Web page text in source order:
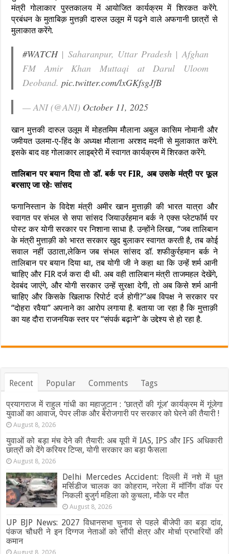
मंत्री गोलाकार पुस्तकालय में आयोजित कार्यक्रम में शिरकत करेंगे.
प्रबंधन के मुताबिक़ मुत्तक़ी दारुल उलूम में पढ़ने वाले अफगानी छात्रों से
मुलाकात करेंगे.
#WATCH| Saharanpur, Uttar Pradesh | Afghan
FM Amir Khan Muttaqi at Darul Uloom
Deoband.pic.twitter.com/lxGKfsgJfB
— ANI (@ANI) October 11, 2025
खान मुत्तकी दारुल उलूम में मोहतमिम मौलाना अबुल कासिम नोमानी और
जमीयत उलमा-ए-हिंद के अध्यक्ष मौलाना अरशद मदनी से मुलाकात करेंगे.
इसके बाद वह गोलाकार लाइब्रेरी में स्वागत कार्यक्रम में शिरकत करेंगे.
तालिबान पर बयान दिया तो डॉ. बर्क पर FIR, अब उसके मंत्री पर फूल
बरसाए जा रहेः सांसद
फगानिस्तान के विदेश मंत्री अमीर खान मुत्ताक़ी की भारत यात्रा और
स्वागत पर संभल से सपा सांसद जियाउर्रहमान बर्क ने एक्स प्लेटफॉर्म पर
पोस्ट कर योगी सरकार पर निशाना साधा है. उन्होंने लिखा, “जब तालिबान
के मंत्री मुत्ताक़ी को भारत सरकार खुद बुलाकर स्वागत करती है, तब कोई
सवाल नहीं उठाता,लेकिन जब संभल सांसद डॉ. शफीकुर्रहमान बर्क ने
तालिबान पर बयान दिया था, तब योगी जी ने कहा था कि उन्हें शर्म आनी
चाहिए और FIR दर्ज करा दी थी. अब वही तालिबान मंत्री ताजमहल देखेंगे,
देवबंद जाएंगे, और योगी सरकार उन्हें सुरक्षा देगी, तो अब किसे शर्म आनी
चाहिए और किसके खिलाफ रिपोर्ट दर्ज होगी?”अब विपक्ष ने सरकार पर
“दोहरा रवैया” अपनाने का आरोप लगाया है. बताया जा रहा है कि मुत्ताक़ी
का यह दौरा राजनयिक स्तर पर “संपर्क बढ़ाने” के उद्देश्य से हो रहा है.
Recent Popular Comments Tags
प्रयागराज में राहुल गांधी का महाजुटान : ‘छात्रों की गूंज’ कार्यक्रम में गूंजेगा
युवाओं का आवाज, पेपर लीक और बेरोजगारी पर सरकार को घेरने की तैयारी !
August 8, 2026
युवाओं को बड़ा मंच देने की तैयारी: अब यूपी में IAS, IPS और IFS अधिकारी
छात्रों को देंगे करियर टिप्स, योगी सरकार का बड़ा फैसला
August 8, 2026
Delhi Mercedes Accident: दिल्ली में नशे में धुत
मर्सिडीज चालक का कोहराम, नरेला में मॉर्निंग वॉक पर
निकली बुजुर्ग महिला को कुचला, मौके पर मौत
August 8, 2026
UP BJP News: 2027 विधानसभा चुनाव से पहले बीजेपी का बड़ा दांव,
पंकज चौधरी ने इन दिग्गज नेताओं को सौंपी क्षेत्र और मोर्चा प्रभारियों की
कमान
August 8, 2026